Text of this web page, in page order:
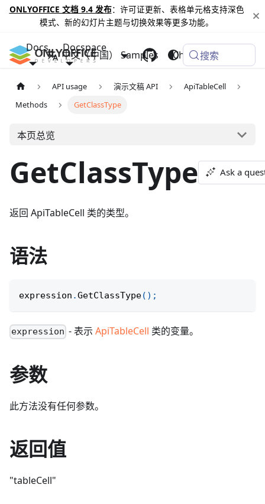
ONLYOFFICE 文档 9.4 发布：许可证更新、表格单元格支持深色
模式、新的幻灯片主题与切换效果等更多功能。
Docs Docspace
Samples Changelog
中文（中国） 搜索
API usage 演示文稿 API
ApiTableCell
Methods
GetClassType
本页总览
GetClassType Ask a
返回 ApiTableCell 类的类型。
语法
expression .GetClassType( ) ;
expression - 表示ApiTableCell 类的变量。
参数
此方法没有任何参数。
返回值
"tableCell"